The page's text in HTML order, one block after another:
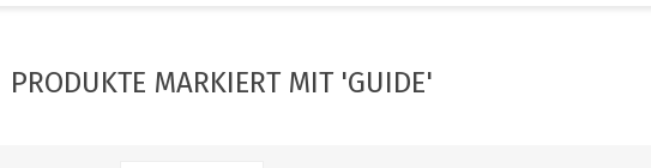
Führungen privat
Kulinarische Schifffahrten
Sporte Indoor-Sporte
Bier
PRODUKTE MARKIERT MIT 'GUIDE'